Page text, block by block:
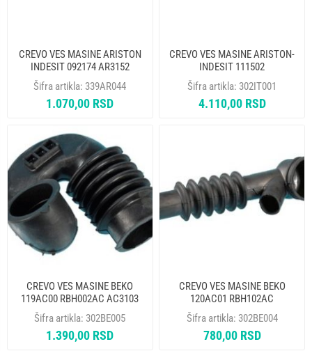
CREVO VES MASINE ARISTON
INDESIT 092174 AR3152
Šifra artikla: 339AR044
1.070,00 RSD
CREVO VES MASINE ARISTON-
INDESIT 111502
Šifra artikla: 302IT001
4.110,00 RSD
CREVO VES MASINE BEKO
119AC00 RBH002AC AC3103
2806020100 ORIGINAL - MP
Šifra artikla: 302BE005
1.390,00 RSD
CREVO VES MASINE BEKO
120AC01 RBH102AC
2800870100 6 REBARA/3
OTVORA
Šifra artikla: 302BE004
780,00 RSD